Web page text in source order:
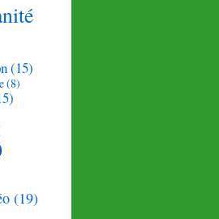
(15)
(8)
(19)